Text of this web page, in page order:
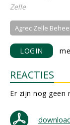
Zelle
Agrec Zelle
LOGIN met
REACTIES
Er zijn nog geen